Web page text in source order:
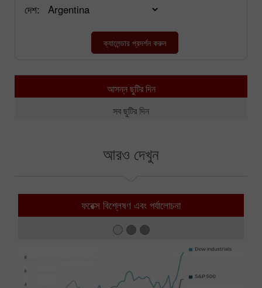
দেশ:
আসন্ন ছুটির দিন
সব ছুটির দিন
আরও দেখুন
ফরেক্স বিশ্লেষণ এবং পর্যালোচনা